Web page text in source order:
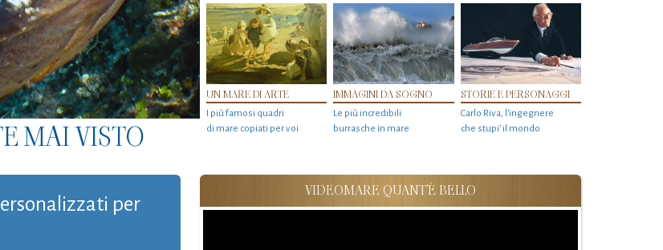
MAI VISTO
UN MARE DI ARTE
I più famosi quadri
di mare copiati per voi
IMMAGINI DA SOGNO
Le più incredibili
burrasche in mare
STORIE E PERSONAGGI
Carlo Riva, l’ingegnere
che stupi' il mondo
per
VIDEOMARE QUANT'È BELLO